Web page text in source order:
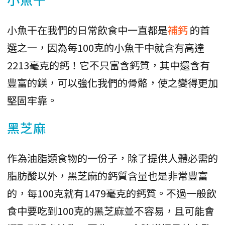
小魚干在我們的日常飲食中一直都是補鈣的首
選之一，因為每100克的小魚干中就含有高達
2213毫克的鈣！它不只富含鈣質，其中還含有
豐富的鎂，可以強化我們的骨骼，使之變得更加
堅固牢靠。
黑芝麻
作為油脂類食物的一份子，除了提供人體必需的
脂肪酸以外，黑芝麻的鈣質含量也是非常豐富
的，每100克就有1479毫克的鈣質。不過一般飲
食中要吃到100克的黑芝麻並不容易，且可能會